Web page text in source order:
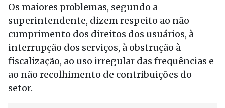
Os maiores problemas, segundo a
superintendente, dizem respeito ao não
cumprimento dos direitos dos usuários, à
interrupção dos serviços, à obstrução à
fiscalização, ao uso irregular das frequências e
ao não recolhimento de contribuições do
setor.